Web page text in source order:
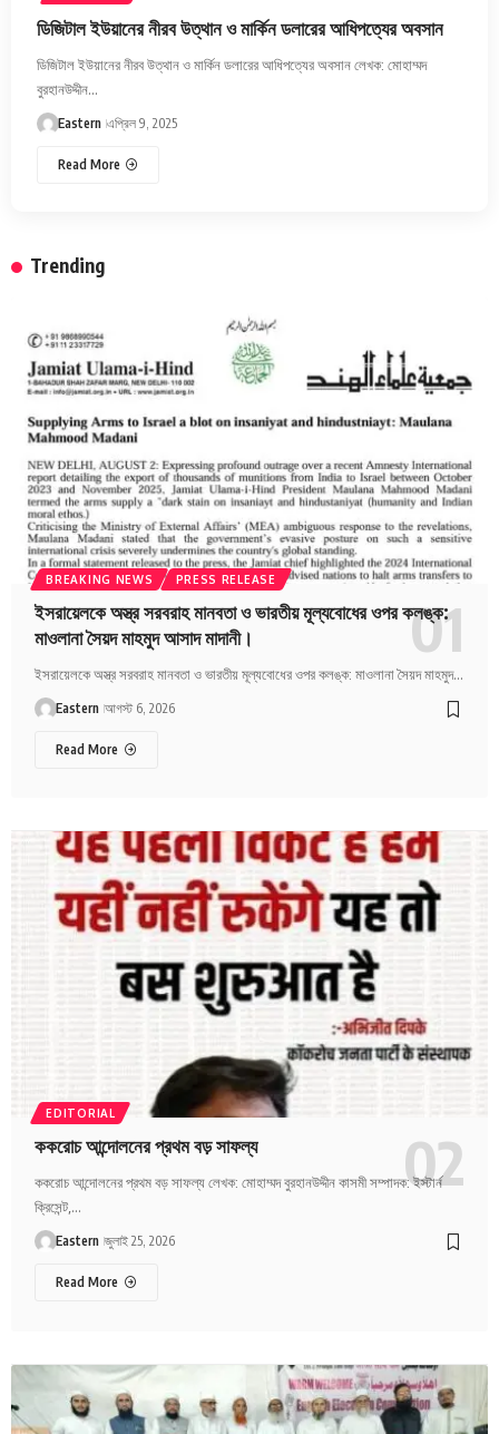
ডিজিটাল ইউয়ানের নীরব উত্থান ও মার্কিন ডলারের আধিপত্যের অবসান
ডিজিটাল ইউয়ানের নীরব উত্থান ও মার্কিন ডলারের আধিপত্যের অবসান লেখক: মোহাম্মদ
বুরহানউদ্দীন…
Eastern এপ্রিল 9, 2025
Read More
Trending
BREAKING NEWS PRESS RELEASE
ইসরায়েলকে অস্ত্র সরবরাহ মানবতা ও ভারতীয় মূল্যবোধের ওপর কলঙ্ক:
মাওলানা সৈয়দ মাহমুদ আসাদ মাদানী।
ইসরায়েলকে অস্ত্র সরবরাহ মানবতা ও ভারতীয় মূল্যবোধের ওপর কলঙ্ক: মাওলানা সৈয়দ মাহমুদ…
Eastern আগস্ট 6, 2026
Read More
EDITORIAL
ককরোচ আন্দোলনের প্রথম বড় সাফল্য
ককরোচ আন্দোলনের প্রথম বড় সাফল্য লেখক: মোহাম্মদ বুরহানউদ্দীন কাসমী সম্পাদক: ইস্টার্ন
ক্রিসেন্ট,…
Eastern জুলাই 25, 2026
Read More